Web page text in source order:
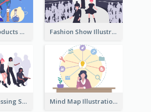
Chemical Products Hazarding The Earth Illustration Fashion Show Illustration
Different Dressing Style Illustration Mind Map Illustration